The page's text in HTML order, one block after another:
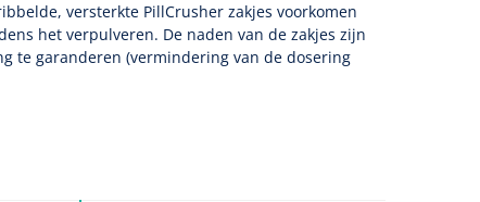
versterkte PillCrusher zakjes voorkomen
het verpulveren. De naden van de zakjes zijn
te garanderen (vermindering van de dosering